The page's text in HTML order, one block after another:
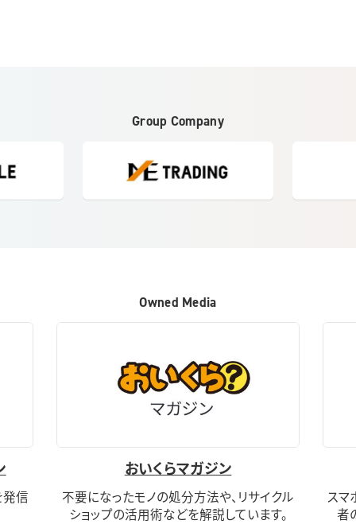
Group Company
Owned Media
発信
おいくらマガジン
不要になったモノの処分方法や、リサイクル
ショップの活用術などを解説しています。
スマ
者